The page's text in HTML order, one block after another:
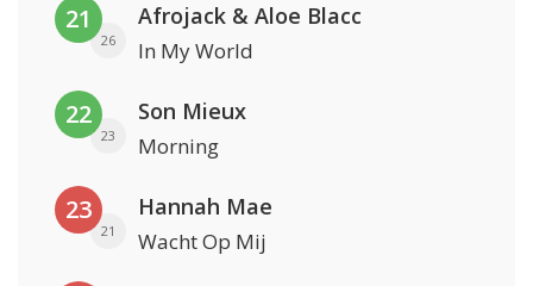
21
26
Afrojack & Aloe Blacc
In My World
22
23
Son Mieux
Morning
23
21
Hannah Mae
Wacht Op Mij